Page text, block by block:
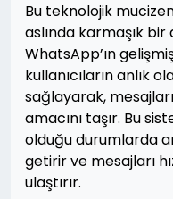
Bu teknolojik
aslında karmaşık
WhatsApp’ın
kullanıcıların anlık
sağlayarak,
amacını taşır. Bu
olduğu durumlarda
getirir ve mesajları
ulaştırır.